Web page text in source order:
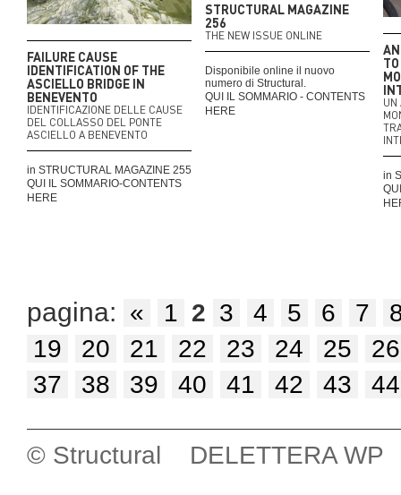
STRUCTURAL MAGAZINE
256
THE NEW ISSUE ONLINE
Disponibile online il nuovo
numero di Structural.
QUI IL SOMMARIO - CONTENTS
HERE
UN
in
FAILURE CAUSE
IDENTIFICATION OF THE
ASCIELLO BRIDGE IN
BENEVENTO
IDENTIFICAZIONE DELLE CAUSE
DEL COLLASSO DEL PONTE
ASCIELLO A BENEVENTO
in STRUCTURAL MAGAZINE 255
QUI IL SOMMARIO-CONTENTS
HERE
pagina: « 1 2 3 4 5 6 7
19
20 21 22 23 24 25
26
37
38 39 40 41 42 43 44
© Structural DELETTERA WP